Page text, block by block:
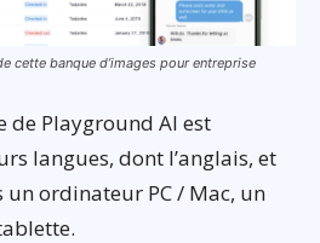
cette banque d’images pour entreprise
de Playground AI est
langues, dont l’anglais, et
un ordinateur PC / Mac, un